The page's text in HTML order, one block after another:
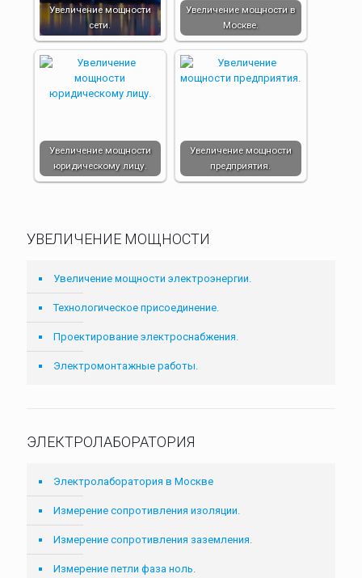
Увеличение мощности
сети.
Увеличение мощности в
Москве.
Увеличение мощности
юридическому лицу.
Увеличение мощности
предприятия.
УВЕЛИЧЕНИЕ МОЩНОСТИ
Увеличение мощности электроэнергии.
Технологическое присоединение.
Проектирование электроснабжения.
Электромонтажные работы.
ЭЛЕКТРОЛАБОРАТОРИЯ
Электролаборатория в Москве
Измерение сопротивления изоляции.
Измерение сопротивления заземления.
Измерение петли фаза ноль.